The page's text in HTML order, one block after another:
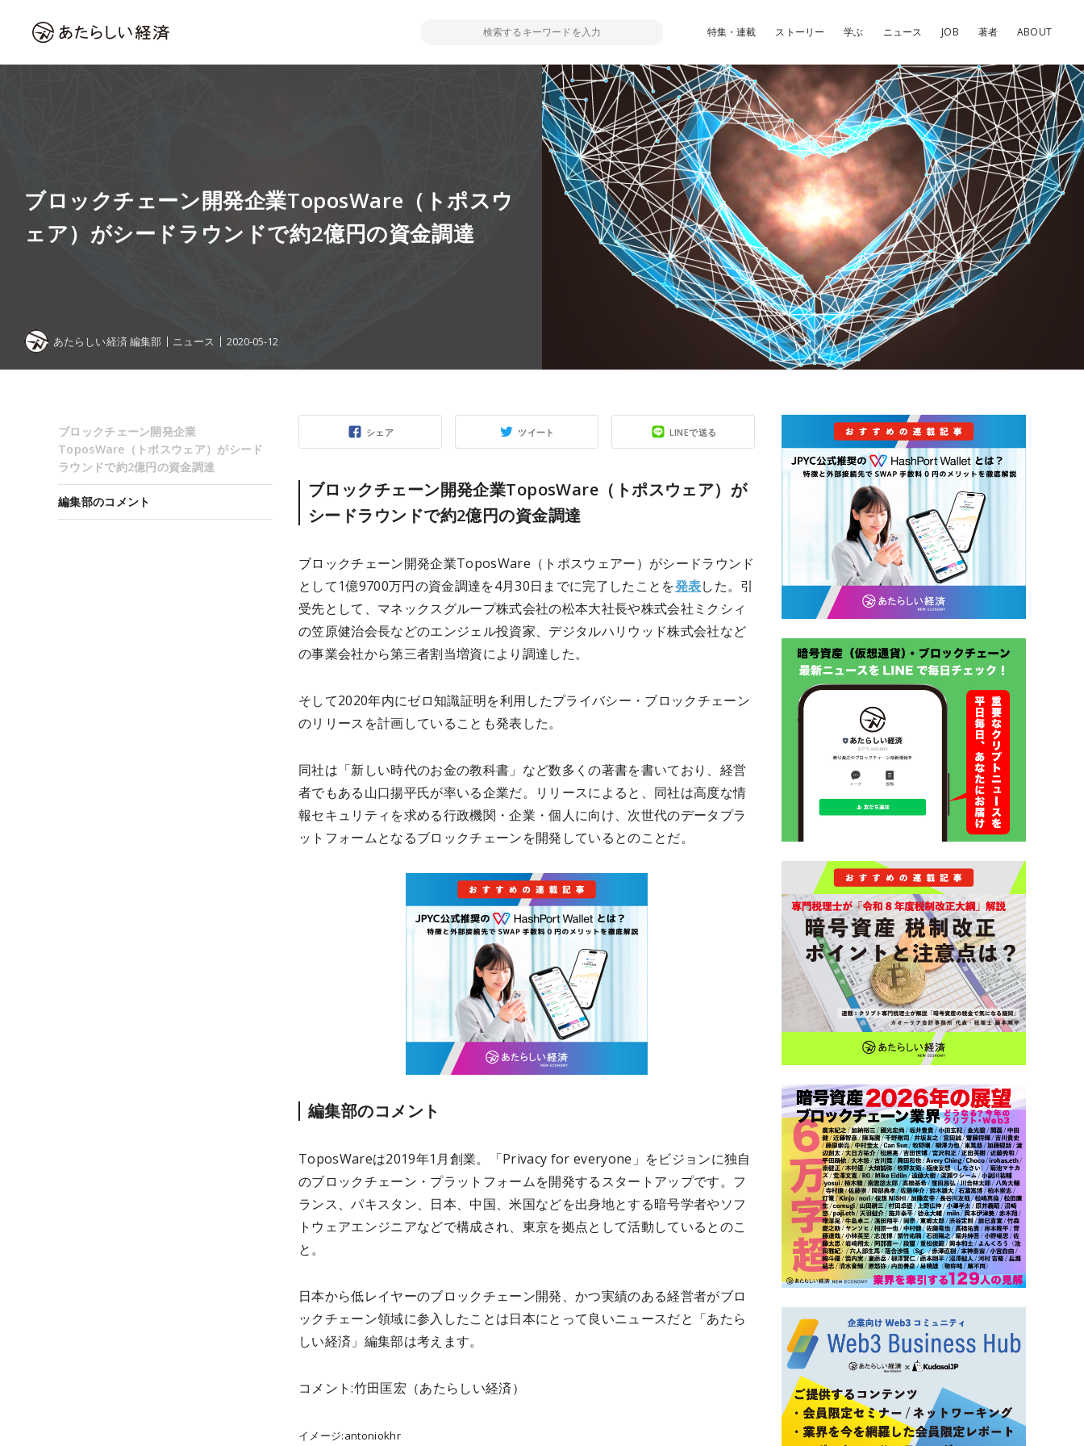
特集・連載 ストーリー 学ぶ ニュース JOB 著者 ABOUT
ブロックチェーン開発企業ToposWare（トポスウ
ェア）がシードラウンドで約2億円の資金調達
あたらしい経済 編集部 ニュース 2020-05-12
シェア ツイート LINEで送る
ブロックチェーン開発企業ToposWare（トポスウェア）が
シードラウンドで約2億円の資金調達
ブロックチェーン開発企業ToposWare（トポスウェアー）がシードラウンド
として1億9700万円の資金調達を4月30日までに完了したことを発表した。引
受先として、マネックスグループ株式会社の松本大社長や株式会社ミクシィ
の笠原健治会長などのエンジェル投資家、デジタルハリウッド株式会社など
の事業会社から第三者割当増資により調達した。
そして2020年内にゼロ知識証明を利用したプライバシー・ブロックチェーン
のリリースを計画していることも発表した。
同社は「新しい時代のお金の教科書」など数多くの著書を書いており、経営
者でもある山口揚平氏が率いる企業だ。リリースによると、同社は高度な情
報セキュリティを求める行政機関・企業・個人に向け、次世代のデータプラ
ットフォームとなるブロックチェーンを開発しているとのことだ。
編集部のコメント
ToposWareは2019年1月創業。「Privacy for everyone」をビジョンに独自
のブロックチェーン・プラットフォームを開発するスタートアップです。フ
ランス、パキスタン、日本、中国、米国などを出身地とする暗号学者やソフ
トウェアエンジニアなどで構成され、東京を拠点として活動しているとのこ
と。
日本から低レイヤーのブロックチェーン開発、かつ実績のある経営者がブロ
ックチェーン領域に参入したことは日本にとって良いニュースだと「あたら
しい経済」編集部は考えます。
コメント:竹田匡宏（あたらしい経済）
イメージ:antoniokhr
ブロックチェーン開発企業
ToposWare（トポスウェア）がシード
ラウンドで約2億円の資金調達
編集部のコメント